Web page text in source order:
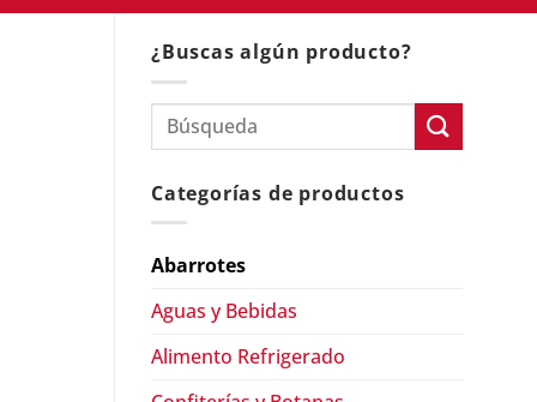
¿Buscas algún producto?
Categorías de productos
Abarrotes
Aguas y Bebidas
Alimento Refrigerado